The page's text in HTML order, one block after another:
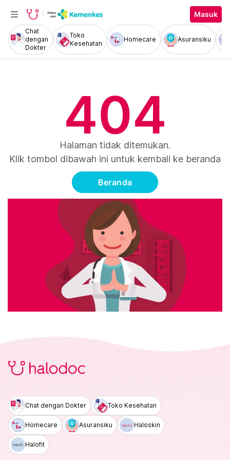
Masuk
Chat
dengan
Dokter
Toko
Kesehatan
Homecare Asuransiku
404
Halaman tidak ditemukan.
Klik tombol dibawah ini untuk kembali ke beranda
Beranda
Chat dengan Dokter Toko Kesehatan
Homecare Asuransiku Haloskin
Halofit